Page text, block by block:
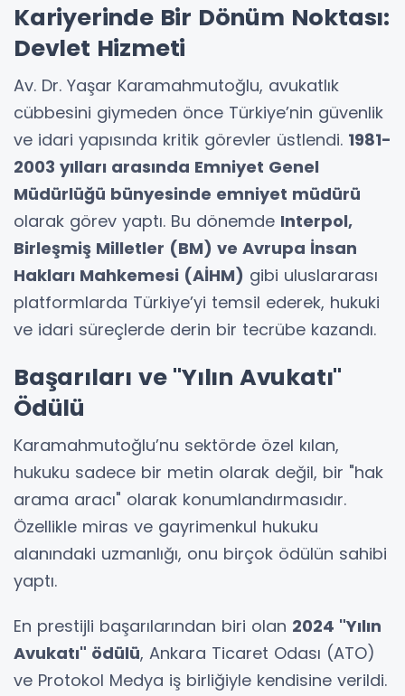
Kariyerinde Bir Dönüm Noktası:
Devlet Hizmeti
Av. Dr. Yaşar Karamahmutoğlu, avukatlık
cübbesini giymeden önce Türkiye’nin güvenlik
ve idari yapısında kritik görevler üstlendi. 1981-
2003 yılları arasında Emniyet Genel
Müdürlüğü bünyesinde emniyet müdürü
olarak görev yaptı. Bu dönemde Interpol,
Birleşmiş Milletler (BM) ve Avrupa İnsan
Hakları Mahkemesi (AİHM) gibi uluslararası
platformlarda Türkiye’yi temsil ederek, hukuki
ve idari süreçlerde derin bir tecrübe kazandı.
Başarıları ve "Yılın Avukatı"
Ödülü
Karamahmutoğlu’nu sektörde özel kılan,
hukuku sadece bir metin olarak değil, bir "hak
arama aracı" olarak konumlandırmasıdır.
Özellikle miras ve gayrimenkul hukuku
alanındaki uzmanlığı, onu birçok ödülün sahibi
yaptı.
En prestijli başarılarından biri olan 2024 "Yılın
Avukatı" ödülü, Ankara Ticaret Odası (ATO)
ve Protokol Medya iş birliğiyle kendisine verildi.